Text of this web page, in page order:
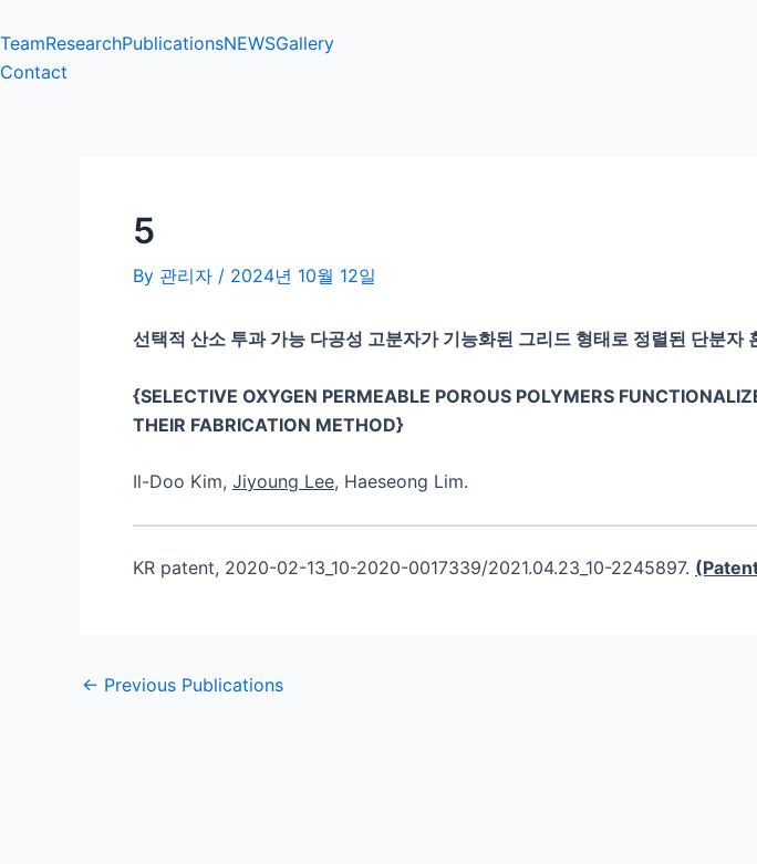
to
content
TeamResearchPublicationsNEWSGallery
Contact
5
By 관리자 / 2024년 10월 12일
선택적 산소 투과 가능 다공성 고분자가 기능화된 그리드 형태로 정렬된 단분자
{SELECTIVE OXYGEN PERMEABLE POROUS POLYMERS
THEIR FABRICATION METHOD}
Il-Doo Kim, Jiyoung Lee, Haeseong Lim.
KR patent, 2020-02-13_10-2020-0017339/2021.04.23_10-2245897.
navigation
← Previous Publications